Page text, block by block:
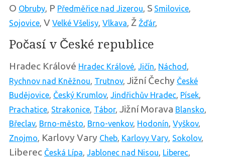
O Obruby, P Předměřice nad Jizerou, S Smilovice,
Sojovice, V Velké Všelisy, Vlkava, Ž Žďár,
Počasí v České republice
Hradec Králové Hradec Králové, Jičín, Náchod ,
Rychnov nad Kněžnou, Trutnov, Jižní Čechy České
Budějovice, Český Krumlov, Jindřichův Hradec, Písek,
Prachatice, Strakonice, Tábor, Jižní Morava Blansko,
Břeclav, Brno-město, Brno-venkov, Hodonín, Vyškov,
Znojmo, Karlovy Vary Cheb, Karlovy Vary, Sokolov,
Liberec Česká Lípa, Jablonec nad Nisou, Liberec,